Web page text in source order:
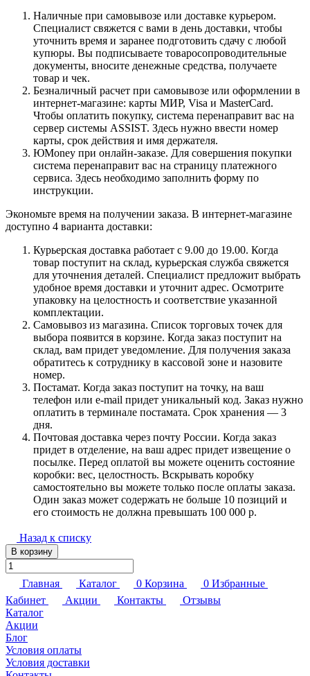
Наличные при самовывозе или доставке курьером.
Специалист свяжется с вами в день доставки, чтобы
уточнить время и заранее подготовить сдачу с любой
купюры. Вы подписываете товаросопроводительные
документы, вносите денежные средства, получаете
товар и чек.
Безналичный расчет при самовывозе или оформлении в
интернет-магазине: карты МИР, Visa и MasterCard.
Чтобы оплатить покупку, система перенаправит вас на
сервер системы ASSIST. Здесь нужно ввести номер
карты, срок действия и имя держателя.
ЮMoney при онлайн-заказе. Для совершения покупки
система перенаправит вас на страницу платежного
сервиса. Здесь необходимо заполнить форму по
инструкции.
Экономьте время на получении заказа. В интернет-магазине
доступно 4 варианта доставки:
Курьерская доставка работает с 9.00 до 19.00. Когда
товар поступит на склад, курьерская служба свяжется
для уточнения деталей. Специалист предложит выбрать
удобное время доставки и уточнит адрес. Осмотрите
упаковку на целостность и соответствие указанной
комплектации.
Самовывоз из магазина. Список торговых точек для
выбора появится в корзине. Когда заказ поступит на
склад, вам придет уведомление. Для получения заказа
обратитесь к сотруднику в кассовой зоне и назовите
номер.
Постамат. Когда заказ поступит на точку, на ваш
телефон или e-mail придет уникальный код. Заказ нужно
оплатить в терминале постамата. Срок хранения — 3
дня.
Почтовая доставка через почту России. Когда заказ
придет в отделение, на ваш адрес придет извещение о
посылке. Перед оплатой вы можете оценить состояние
коробки: вес, целостность. Вскрывать коробку
самостоятельно вы можете только после оплаты заказа.
Один заказ может содержать не больше 10 позиций и
его стоимость не должна превышать 100 000 р.
Назад к списку
В корзину
Главная Каталог 0 Корзина 0 Избранные
Кабинет
Акции Контакты
Отзывы
Каталог
Акции
Блог
Условия оплаты
Условия доставки